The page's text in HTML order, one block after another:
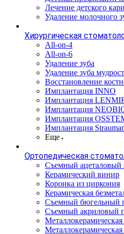
Лечение детского
Удаление молочного
Хирургическая
All-on-4
All-on-6
Удаление зуба
Удаление зуба
Восстановление
Имплантация INNO
Имплантация
Имплантация
Имплантация
Имплантация
Еще
Ортопедическая
Съемный ацеталовый
Керамический винир
Коронка из циркония
Керамическая
Съемный бюгельный
Съемный акриловый
Металлокерамическая